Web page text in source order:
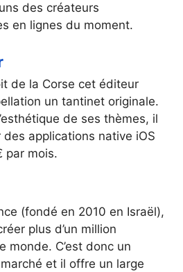
des créateurs
en lignes du moment.
de la Corse cet éditeur
un tantinet originale.
de ses thèmes, il
applications native iOS
par mois.
(fondé en 2010 en Israël),
plus d’un million
monde. C’est donc un
et il offre un large